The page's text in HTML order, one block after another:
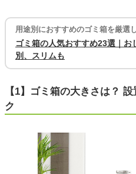
用途別におすすめのゴミ箱を厳選
ゴミ箱の人気おすすめ23選｜
別、スリムも
【1】ゴミ箱の大きさは？
ク